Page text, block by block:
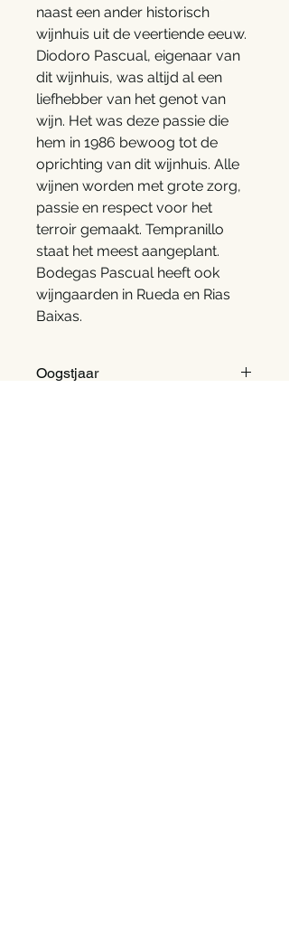
naast een ander historisch
wijnhuis uit de veertiende eeuw.
Diodoro Pascual, eigenaar van
dit wijnhuis, was altijd al een
liefhebber van het genot van
wijn. Het was deze passie die
hem in 1986 bewoog tot de
oprichting van dit wijnhuis. Alle
wijnen worden met grote zorg,
passie en respect voor het
terroir gemaakt. Tempranillo
staat het meest aangeplant.
Bodegas Pascual heeft ook
wijngaarden in Rueda en Rias
Baixas.
Oogstjaar